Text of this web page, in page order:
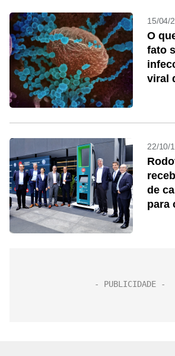
15/04/
O
fato
viral
22/10/
de
para